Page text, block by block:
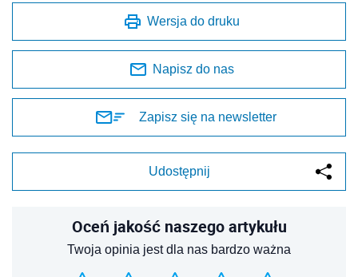
Wersja do druku
Napisz do nas
Zapisz się na newsletter
Udostępnij
Oceń jakość naszego artykułu
Twoja opinia jest dla nas bardzo ważna